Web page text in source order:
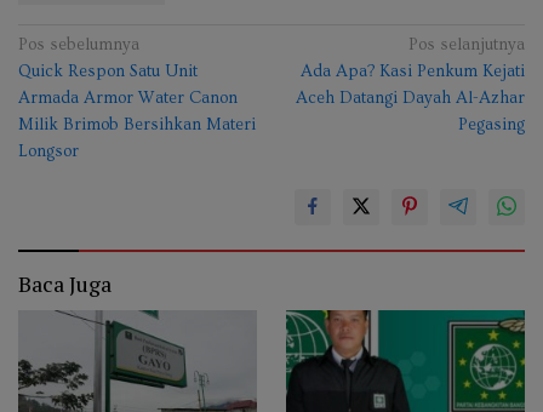
Navigasi
pos
Pos sebelumnya
Quick Respon Satu Unit
Armada Armor Water Canon
Milik Brimob Bersihkan Materi
Longsor
Pos selanjutnya
Ada Apa? Kasi Penkum Kejati
Aceh Datangi Dayah Al-Azhar
Pegasing
Baca Juga